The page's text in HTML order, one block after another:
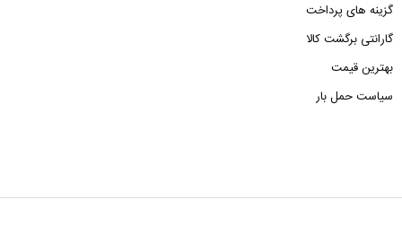
گزینه های پرداخت
گارانتی برگشت کالا
بهترین قیمت
سیاست حمل بار